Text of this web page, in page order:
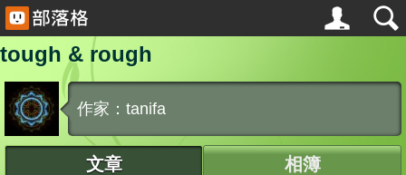
tough & rough
作家：tanifa
文章 相簿